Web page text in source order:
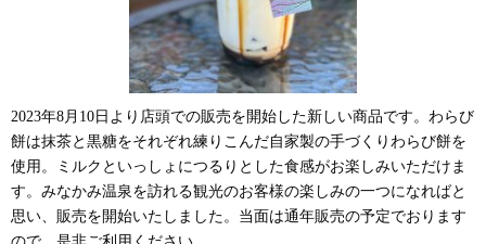
2023年8月10日より店頭での販売を開始した新しい商品です。わらび
餅は抹茶と黒糖をそれぞれ練りこんだ自家製の手づくりわらび餅を
使用。ミルクといっしょにつるりとした食感がお楽しみいただけま
す。みなかみ温泉を訪れる観光のお客様の楽しみの一つになればと
思い、販売を開始いたしました。当面は通年販売の予定でおります